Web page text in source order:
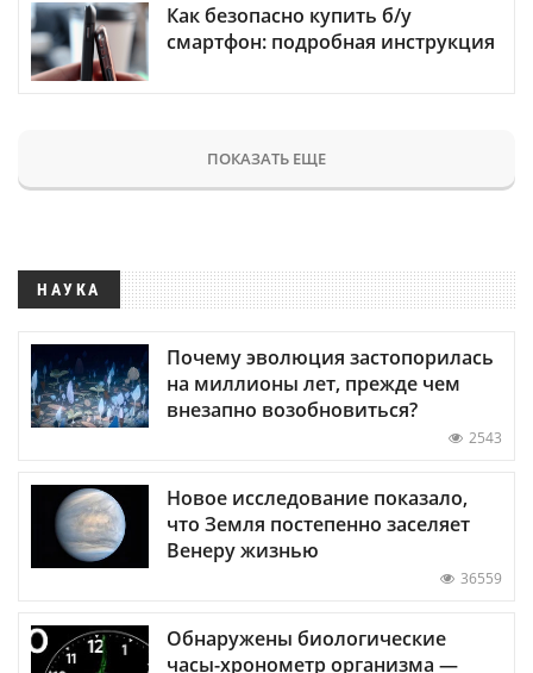
Как безопасно купить б/у
смартфон: подробная инструкция
ПОКАЗАТЬ ЕЩЕ
НАУКА
Почему эволюция застопорилась
на миллионы лет, прежде чем
внезапно возобновиться?
2543
Новое исследование показало,
что Земля постепенно заселяет
Венеру жизнью
36559
Обнаружены биологические
часы-хронометр организма —